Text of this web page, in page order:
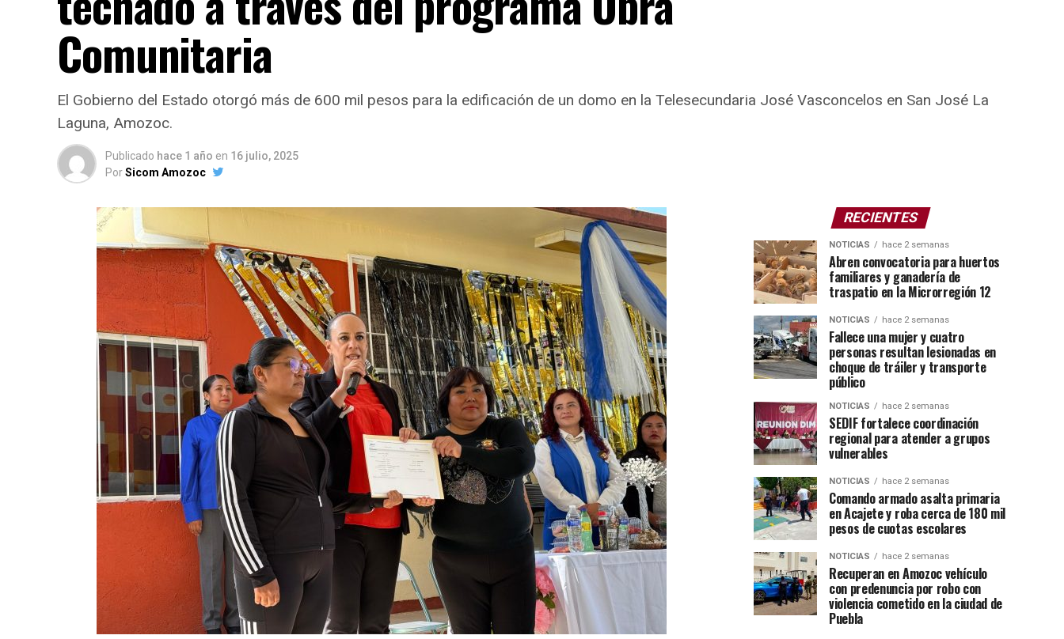
Comunitaria
El Gobierno del Estado otorgó más de 600 mil pesos para la edificación de un domo en la Telesecundaria José Vasconcelos en San José La
Laguna, Amozoc.
Publicado hace 1 año en 16 julio, 2025
PorSicom Amozoc
RECIENTES
NOTICIAS hace 2 semanas
Abren convocatoria para huertos
familiares y ganadería de
traspatio en la Microrregión 12
NOTICIAS hace 2 semanas
Fallece una mujer y cuatro
personas resultan lesionadas en
choque de tráiler y transporte
público
NOTICIAS hace 2 semanas
SEDIF fortalece coordinación
regional para atender a grupos
vulnerables
NOTICIAS hace 2 semanas
Comando armado asalta primaria
en Acajete y roba cerca de 180 mil
pesos de cuotas escolares
NOTICIAS hace 2 semanas
Recuperan en Amozoc vehículo
con predenuncia por robo con
violencia cometido en la ciudad de
Puebla